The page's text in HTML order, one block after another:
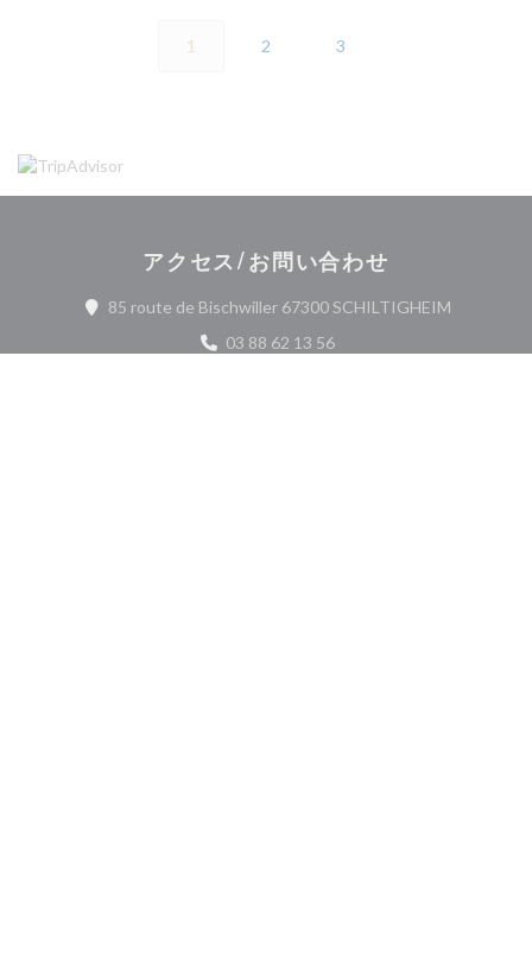
1 2 3
アクセス/お問い合わせ
85 route de Bischwiller 67300 SCHILTIGHEIM
03 88 62 13 56